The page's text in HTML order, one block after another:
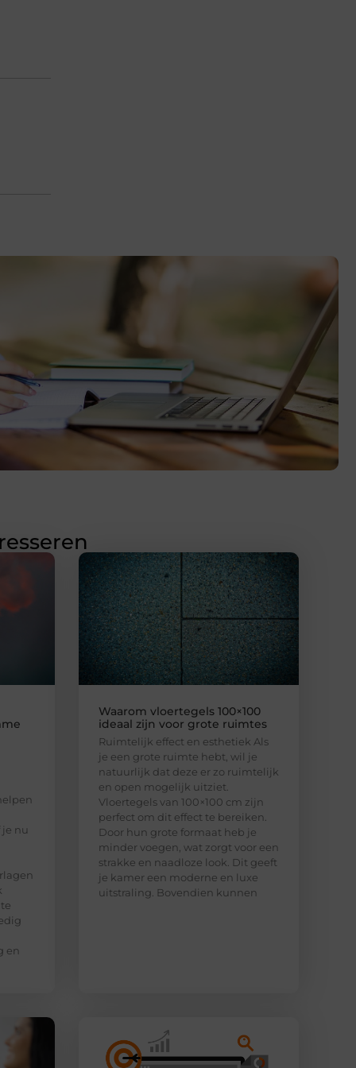
nu
en
Waarom vloertegels 100×100
ideaal zijn voor grote ruimtes
Ruimtelijk effect en esthetiek Als
je een grote ruimte hebt, wil je
natuurlijk dat deze er zo ruimtelijk
en open mogelijk uitziet.
Vloertegels van 100×100 cm zijn
perfect om dit effect te bereiken.
Door hun grote formaat heb je
minder voegen, wat zorgt voor een
strakke en naadloze look. Dit geeft
je kamer een moderne en luxe
uitstraling. Bovendien kunnen